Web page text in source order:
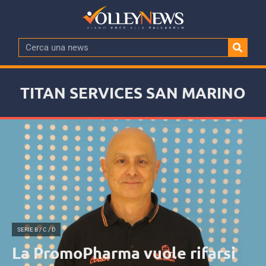
TITAN SERVICES SAN MARINO
SERIE B / C / D
La PromoPharma vuole rifarsi